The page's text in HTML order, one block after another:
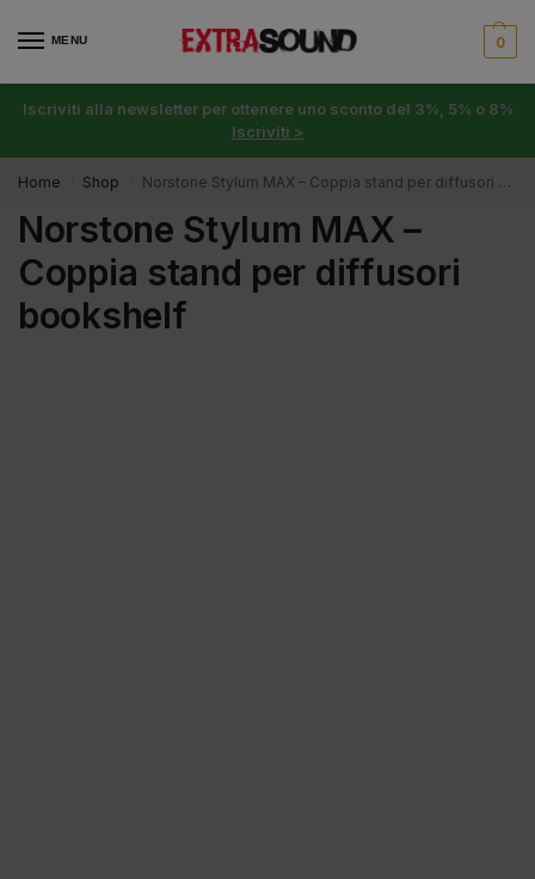
MENU 0
Iscriviti alla newsletter per ottenere uno sconto del 3%, 5% o 8%
Iscriviti >
Home Shop Norstone Stylum MAX – Coppia stand per diffusori bookshelf
Norstone Stylum MAX –
Coppia stand per diffusori
bookshelf